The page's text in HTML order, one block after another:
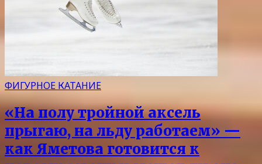
ФИГУРНОЕ КАТАНИЕ
«На полу тройной аксель
прыгаю, на льду работаем» —
как Яметова готовится к